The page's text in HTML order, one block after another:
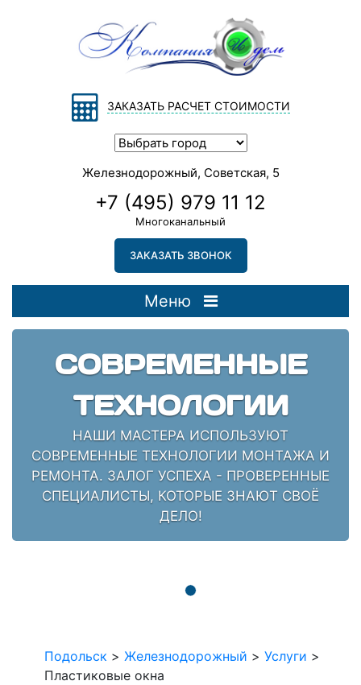
ЗАКАЗАТЬ РАСЧЕТ СТОИМОСТИ
Железнодорожный, Советская, 5
+7 (495) 979 11 12
Многоканальный
ЗАКАЗАТЬ ЗВОНОК
Меню
СОВРЕМЕННЫЕ
ТЕХНОЛОГИИ
НАШИ МАСТЕРА ИСПОЛЬЗУЮТ
СОВРЕМЕННЫЕ ТЕХНОЛОГИИ МОНТАЖА И
РЕМОНТА. ЗАЛОГ УСПЕХА - ПРОВЕРЕННЫЕ
СПЕЦИАЛИСТЫ, КОТОРЫЕ ЗНАЮТ СВОЁ
ДЕЛО!
Подольск > Железнодорожный > Услуги >
Пластиковые окна